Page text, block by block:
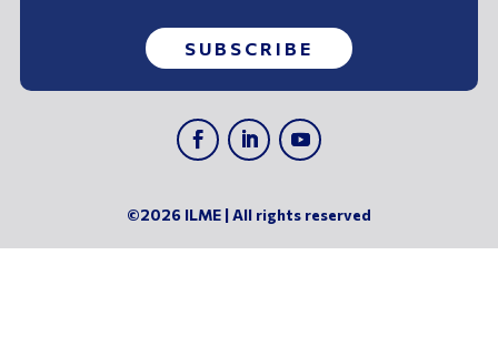
SUBSCRIBE
©2026 ILME | All rights reserved